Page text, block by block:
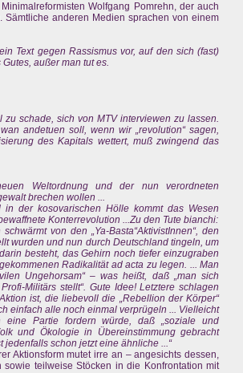
Wolfgang Pomrehn, der auch
anderen Medien sprachen von einem
Text gegen Rassismus vor, auf den sich (fast)
außer man tut es.
schade, sich von MTV interviewen zu lassen.
andetuen soll, wenn wir „revolution“ sagen,
des Kapitals wettert, muß zwingend das
Weltordnung und der nun verordneten
brechen wollen ...
der kosovarischen Hölle kommt das Wesen
Konterrevolution ...Zu den Tute bianchi:
von den „Ya-Basta“AktivistInnen“, den
wurden und nun durch Deutschland tingeln, um
besteht, das Gehirn noch tiefer einzugraben
Radikalität ad acta zu legen. ... Man
Ungehorsam“ – was heißt, daß „man sich
Militärs stellt“. Gute Idee! Letztere schlagen
ist, die liebevoll die „Rebellion der Körper“
einfach alle noch einmal verprügeln ... Vielleicht
Partie fordern würde, daß „soziale und
und Ökologie in Übereinstimmung gebracht
schon jetzt eine ähnliche ...“
Aktionsform mutet irre an – angesichts dessen,
teilweise Stöcken in die Konfrontation mit